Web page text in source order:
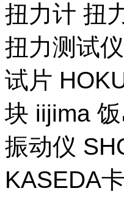
扭力计 扭
扭力测试
试片
块 iijima
振动仪
KASEDA